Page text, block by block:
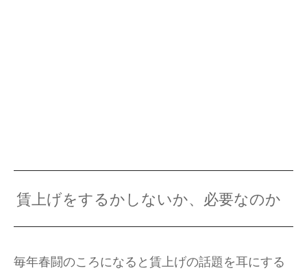
賃上げをするかしないか、必要なのか
毎年春闘のころになると賃上げの話題を耳にする